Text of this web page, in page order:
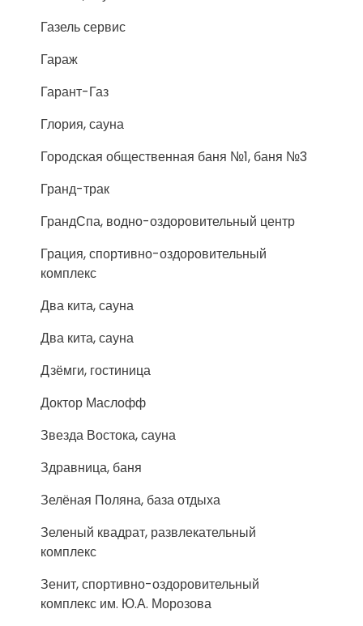
Газель сервис
Гараж
Гарант-Газ
Глория, сауна
Городская общественная баня №1, баня №3
Гранд-трак
ГрандСпа, водно-оздоровительный центр
Грация, спортивно-оздоровительный
комплекс
Два кита, сауна
Два кита, сауна
Дзёмги, гостиница
Доктор Маслофф
Звезда Востока, сауна
Здравница, баня
Зелёная Поляна, база отдыха
Зеленый квадрат, развлекательный
комплекс
Зенит, спортивно-оздоровительный
комплекс им. Ю.А. Морозова